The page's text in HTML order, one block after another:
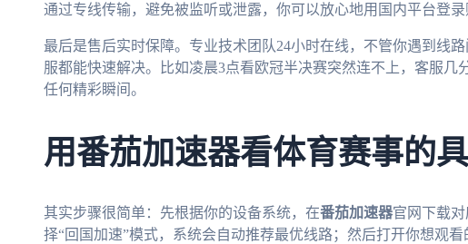
通过专线传输，避免被监听或泄露，你可以放心地用国内平台登录
最后是售后实时保障。专业技术团队24小时在线，不管你遇到线
服都能快速解决。比如凌晨3点看欧冠半决赛突然连不上，客服几
任何精彩瞬间。
用番茄加速器看体育赛事的
其实步骤很简单：先根据你的设备系统，在番茄加速器官网下载
择“回国加速”模式，系统会自动推荐最优线路；然后打开你想观